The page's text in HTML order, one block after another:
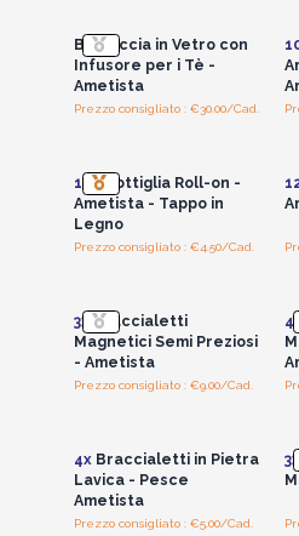
Borraccia in Vetro con
Infusore per i Tè -
Ametista
Prezzo consigliato : €30.00/Cad.
10xBottiglia Roll-on -
Ametista - Tappo in
Legno
Prezzo consigliato : €4.50/Cad.
3x Braccialetti
Magnetici Semi Preziosi
- Ametista
Prezzo consigliato : €9.00/Cad.
4x
4xBraccialetti in Pietra
Lavica - Pesce
Ametista
Prezzo consigliato : €5.00/Cad.
3x